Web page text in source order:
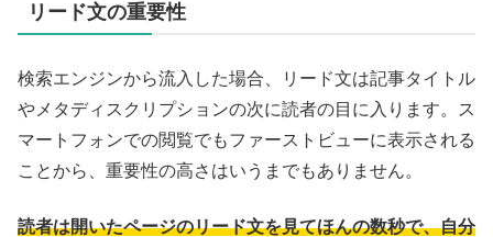
リード文の重要性
検索エンジンから流入した場合、リード文は記事タイトル
やメタディスクリプションの次に読者の目に入ります。ス
マートフォンでの閲覧でもファーストビューに表示される
ことから、重要性の高さはいうまでもありません。
読者は開いたページのリード文を見てほんの数秒で、自分